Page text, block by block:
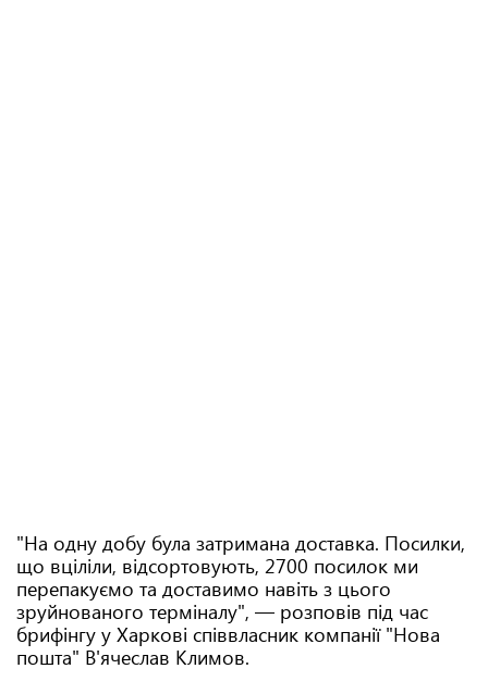
"На одну добу була затримана доставка. Посилки,
що вціліли, відсортовують, 2700 посилок ми
перепакуємо та доставимо навіть з цього
зруйнованого терміналу", — розповів під час
брифінгу у Харкові співвласник компанії "Нова
пошта" В'ячеслав Климов.